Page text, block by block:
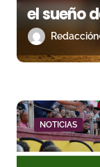
el sueño
los suyos
Redacción
NOTICIAS